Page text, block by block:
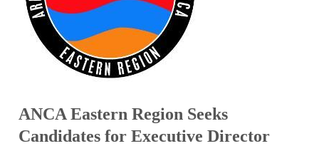
ANCA Eastern Region Seeks
Candidates for Executive Director